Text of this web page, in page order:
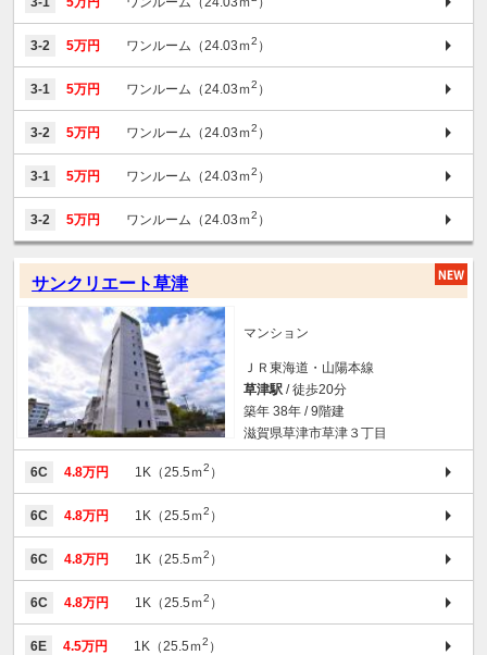
3-2 5万円 ワンルーム（24.03ｍ2 ）
3-1 5万円 ワンルーム（24.03ｍ2 ）
3-2 5万円 ワンルーム（24.03ｍ2 ）
3-1 5万円 ワンルーム（24.03ｍ2 ）
3-2 5万円 ワンルーム（24.03ｍ2 ）
サンクリエート草津
マンション
ＪＲ東海道・山陽本線
草津駅 / 徒歩20分
築年 38年 / 9階建
滋賀県草津市草津３丁目
6C 4.8万円 1K（25.5ｍ2 ）
6C 4.8万円 1K（25.5ｍ2 ）
6C 4.8万円 1K（25.5ｍ2 ）
6C 4.8万円 1K（25.5ｍ2 ）
6E 4.5万円 1K（25.5ｍ2 ）